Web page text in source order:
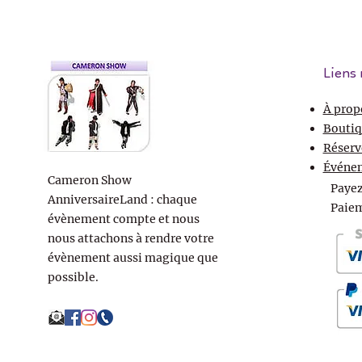
Cameron Show
AnniversaireLand : chaque
évènement compte et nous
nous attachons à rendre votre
évènement aussi magique que
possible.
Liens
À